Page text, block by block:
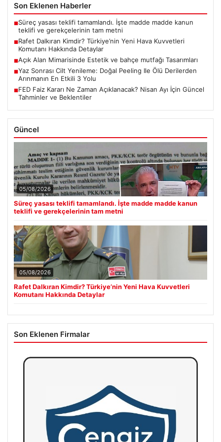
Son Eklenen Haberler
■Süreç yasası teklifi tamamlandı. İşte madde madde kanun
teklifi ve gerekçelerinin tam metni
■Rafet Dalkıran Kimdir? Türkiye’nin Yeni Hava Kuvvetleri
Komutanı Hakkında Detaylar
■Açık Alan Mimarisinde Estetik ve bahçe mutfağı Tasarımları
■Yaz Sonrası Cilt Yenileme: Doğal Peeling Ile Ölü Derilerden
Arınmanın En Etkili 3 Yolu
■FED Faiz Kararı Ne Zaman Açıklanacak? Nisan Ayı İçin Güncel
Tahminler ve Beklentiler
Güncel
05/08/2026
Süreç yasası teklifi tamamlandı. İşte madde madde kanun
teklifi ve gerekçelerinin tam metni
05/08/2026
Rafet Dalkıran Kimdir? Türkiye’nin Yeni Hava Kuvvetleri
Komutanı Hakkında Detaylar
Son Eklenen Firmalar